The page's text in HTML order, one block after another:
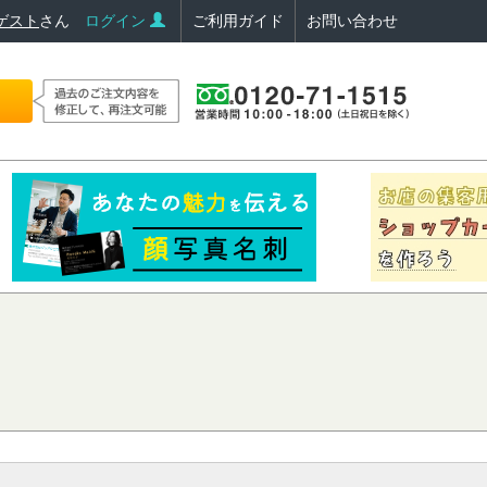
スト さん ログイン ご利用ガイド お問い合わせ